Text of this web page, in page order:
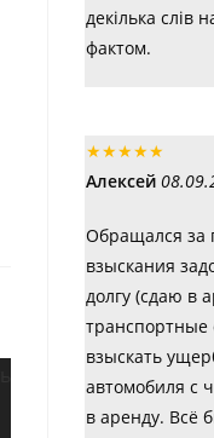
декілька слів
фактом.
★★★★★
Алексей
Обращался за
взыскания
долгу (сдаю в
транспортные
взыскать
автомобиля с
в аренду. Всё